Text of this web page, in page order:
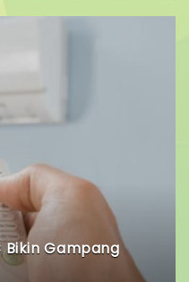
Bikin Gampang